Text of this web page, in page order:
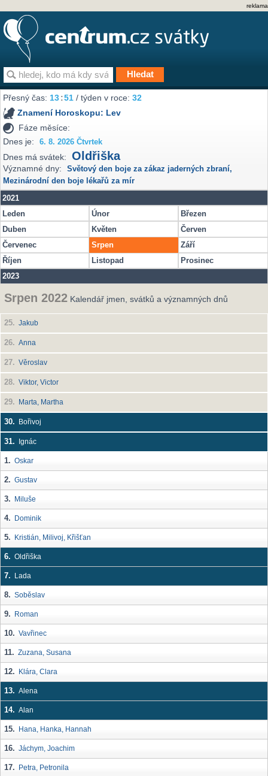
reklama
Přesný čas:13 51 / týden v roce:32
Znamení Horoskopu: Lev
Fáze měsíce:
Dnes je:
6. 8. 2026 Čtvrtek
Dnes má svátek: Oldřiška
Významné dny: Světový den boje za zákaz jaderných zbraní,
Mezinárodní den boje lékařů za mír
2021
Leden
Únor
Březen
Duben
Květen
Červen
Červenec
Srpen
Září
Říjen
Listopad
Prosinec
2023
Srpen 2022 Kalendář jmen, svátků a významných dnů
25. Jakub
26. Anna
27. Věroslav
28. Viktor, Victor
29. Marta, Martha
30. Bořivoj
31. Ignác
1. Oskar
2. Gustav
3. Miluše
4. Dominik
5. Kristián, Milivoj, Křišťan
6. Oldřiška
7. Lada
8. Soběslav
9. Roman
10. Vavřinec
11. Zuzana, Susana
12. Klára, Clara
13. Alena
14. Alan
15. Hana, Hanka, Hannah
16. Jáchym, Joachim
17. Petra, Petronila